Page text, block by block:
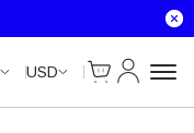
USD
Cart
Hesabım